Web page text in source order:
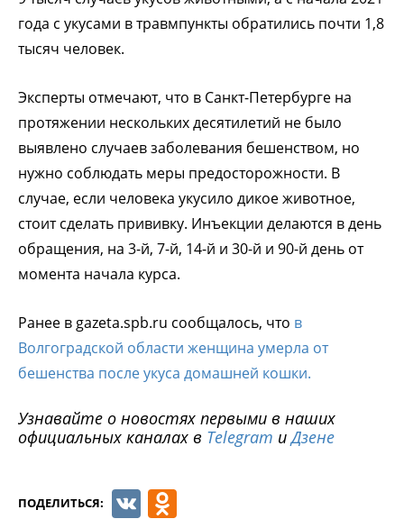
года с укусами в травмпункты обратились почти 1,8
тысяч человек.
Эксперты отмечают, что в Санкт-Петербурге на
протяжении нескольких десятилетий не было
выявлено случаев заболевания бешенством, но
нужно соблюдать меры предосторожности. В
случае, если человека укусило дикое животное,
стоит сделать прививку. Инъекции делаются в день
обращения, на 3-й, 7-й, 14-й и 30-й и 90-й день от
момента начала курса.
Ранее в gazeta.spb.ru сообщалось, что в
Волгоградской области женщина умерла от
бешенства после укуса домашней кошки.
Узнавайте о новостях первыми в наших
официальных каналах в Telegram иДзене
ПОДЕЛИТЬСЯ: VK